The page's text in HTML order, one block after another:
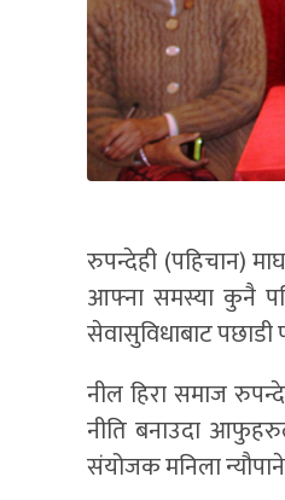
रुपन्देही (पहिचान)
आफ्ना समस्या कुनै
सेवासुविधाबाट पछाडी
नील हिरा समाज
नीति बनाउदा
संयोजक मनिला